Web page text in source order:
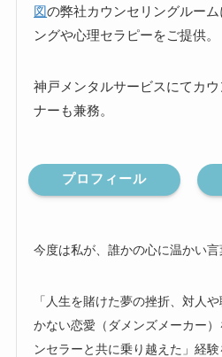
図の弊社カウンセリングルー
ングや心理セラピーをご提供。
神戸メンタルサービスにてカ
ナーも兼務。
プロフィール
今度は私が、誰かの心に温かい言
「人生を賭けた夢の挫折、対人
かない恋愛（ダメンズメーカー
ンセラーと共に乗り越えた」経験